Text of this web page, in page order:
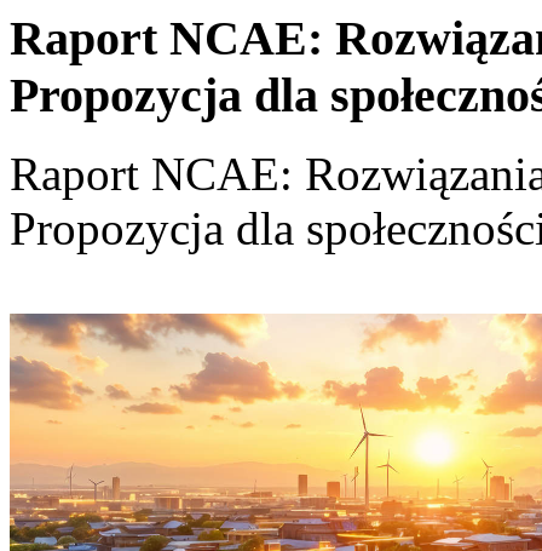
Raport NCAE:
Propozycja dla
Raport NCAE:
Propozycja dla